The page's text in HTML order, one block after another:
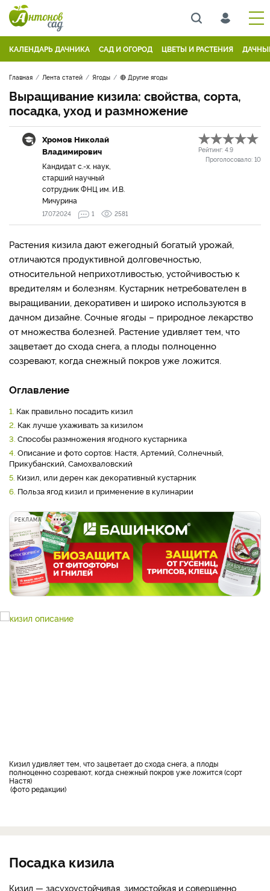
КАЛЕНДАРЬ ДАЧНИКА САД И ОГОРОД ЦВЕТЫ И РАСТЕНИЯ
Главная Лента статей Ягоды 🔴 Другие ягоды
Выращивание кизила: свойства, сорта,
посадка, уход и размножение
Хромов Николай
Владимирович
Кандидат с.-х. наук,
старший научный
сотрудник ФНЦ им. И.В.
Мичурина
Рейтинг: 4.9
Проголосовало: 10
17.07.2024 1 2581
Растения кизила дают ежегодный богатый урожай,
отличаются продуктивной долговечностью,
относительной неприхотливостью, устойчивостью к
вредителям и болезням. Кустарник нетребователен в
выращивании, декоративен и широко используются в
дачном дизайне. Сочные ягоды – природное лекарство
от множества болезней. Растение удивляет тем, что
зацветает до схода снега, а плоды полноценно
созревают, когда снежный покров уже ложится.
Оглавление
1. Как правильно посадить кизил
2. Как лучше ухаживать за кизилом
3. Способы размножения ягодного кустарника
4. Описание и фото сортов: Настя, Артемий, Солнечный,
Прикубанский, Самохваловский
5. Кизил, или дерен как декоративный кустарник
6. Польза ягод кизил и применение в кулинарии
РЕКЛАМА
Кизил удивляет тем, что зацветает до схода снега, а плоды
полноценно созревают, когда снежный покров уже ложится (сорт
Настя)
фото редакции
Посадка кизила
Кизил — засухоустойчивая, зимостойкая и совершенно